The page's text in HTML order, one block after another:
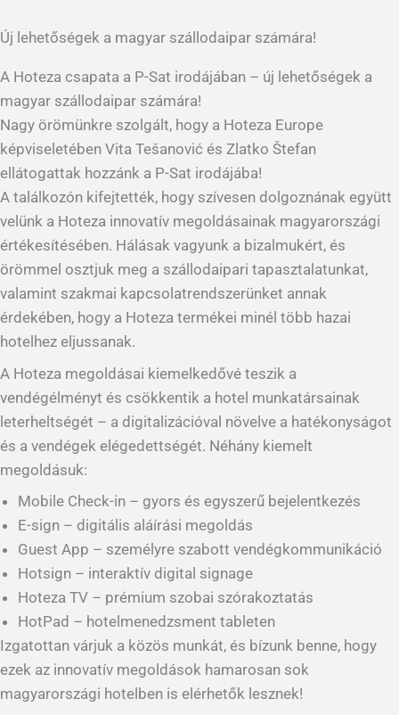
Új lehetőségek a magyar szállodaipar számára!
A Hoteza csapata a P-Sat irodájában – új lehetőségek a
magyar szállodaipar számára!
Nagy örömünkre szolgált, hogy a Hoteza Europe
képviseletében Vita Tešanović és Zlatko Štefan
ellátogattak hozzánk a P-Sat irodájába!
A találkozón kifejtették, hogy szívesen dolgoznának együtt
velünk a Hoteza innovatív megoldásainak magyarországi
értékesítésében. Hálásak vagyunk a bizalmukért, és
örömmel osztjuk meg a szállodaipari tapasztalatunkat,
valamint szakmai kapcsolatrendszerünket annak
érdekében, hogy a Hoteza termékei minél több hazai
hotelhez eljussanak.
A Hoteza megoldásai kiemelkedővé teszik a
vendégélményt és csökkentik a hotel munkatársainak
leterheltségét – a digitalizációval növelve a hatékonyságot
és a vendégek elégedettségét. Néhány kiemelt
megoldásuk:
Mobile Check-in – gyors és egyszerű bejelentkezés
E-sign – digitális aláírási megoldás
Guest App – személyre szabott vendégkommunikáció
Hotsign – interaktív digital signage
Hoteza TV – prémium szobai szórakoztatás
HotPad – hotelmenedzsment tableten
Izgatottan várjuk a közös munkát, és bízunk benne, hogy
ezek az innovatív megoldások hamarosan sok
magyarországi hotelben is elérhetők lesznek!